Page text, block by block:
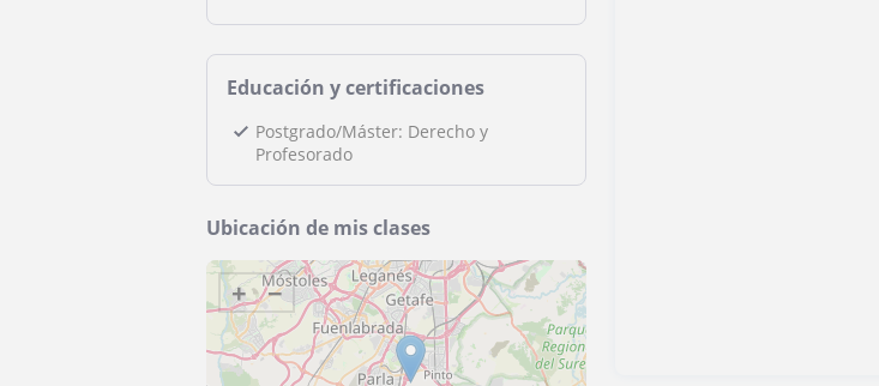
Educación y certificaciones
Postgrado/Máster: Derecho y
Profesorado
Ubicación de mis clases
+ −